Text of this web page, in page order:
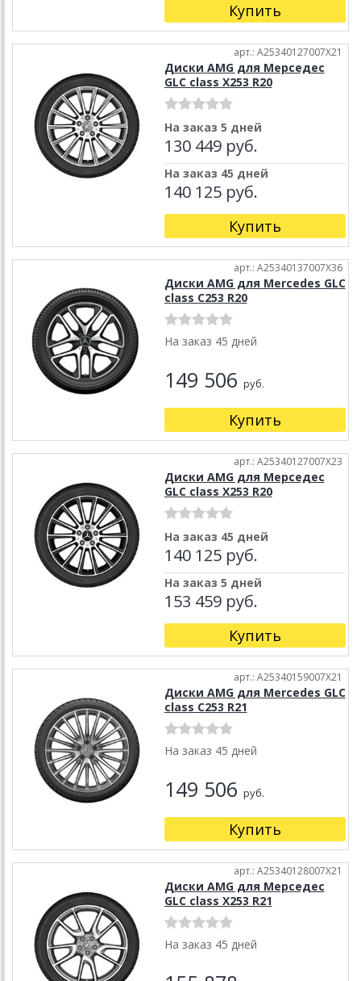
Купить
арт.: A25340127007X21
Диски AMG для Мерседес
GLC class X253 R20
На заказ 5 дней
130 449 руб.
На заказ 45 дней
140 125 руб.
Купить
арт.: A25340137007X36
Диски AMG для Mercedes GLC
class C253 R20
На заказ 45 дней
149 506 руб.
Купить
арт.: A25340127007X23
Диски AMG для Мерседес
GLC class X253 R20
На заказ 45 дней
140 125 руб.
На заказ 5 дней
153 459 руб.
Купить
арт.: A25340159007X21
Диски AMG для Mercedes GLC
class C253 R21
На заказ 45 дней
149 506 руб.
Купить
арт.: A25340128007X21
Диски AMG для Мерседес
GLC class X253 R21
На заказ 45 дней